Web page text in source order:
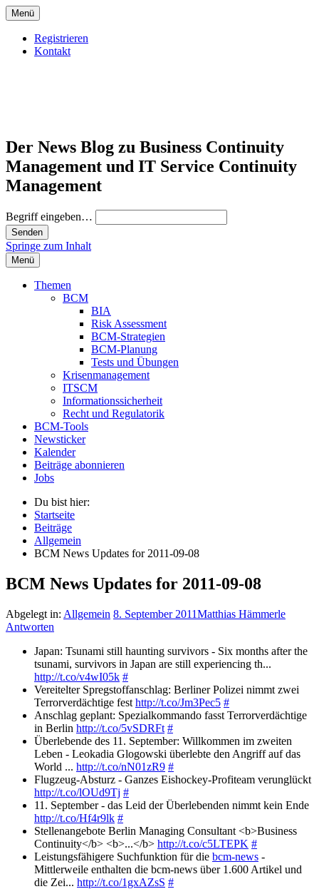
Menü
Registrieren
Kontakt
Der News Blog zu Business Continuity
Management und IT Service Continuity
Management
Begriff eingeben…
Springe zum Inhalt
Menü
Themen
BCM
BIA
Risk Assessment
BCM-Strategien
BCM-Planung
Tests und Übungen
Krisenmanagement
ITSCM
Informationssicherheit
Recht und Regulatorik
BCM-Tools
Newsticker
Kalender
Beiträge abonnieren
Jobs
Du bist hier:
Startseite
Beiträge
Allgemein
BCM News Updates for 2011-09-08
BCM News Updates for 2011-09-08
Abgelegt in: Allgemein 8. September 2011Matthias Hämmerle
Antworten
Japan: Tsunami still haunting survivors - Six months after the
tsunami, survivors in Japan are still experiencing th...
http://t.co/v4wI05k #
Vereitelter Spregstoffanschlag: Berliner Polizei nimmt zwei
Terrorverdächtige fest http://t.co/Jm3Pec5 #
Anschlag geplant: Spezialkommando fasst Terrorverdächtige
in Berlin http://t.co/5vSDRFt #
Überlebende des 11. September: Willkommen im zweiten
Leben - Leokadia Glogowski überlebte den Angriff auf das
World ... http://t.co/nN01zR9 #
Flugzeug-Absturz - Ganzes Eishockey-Profiteam verunglückt
http://t.co/lOUd9Tj #
11. September - das Leid der Überlebenden nimmt kein Ende
http://t.co/Hf4r9lk #
Stellenangebote Berlin Managing Consultant <b>Business
Continuity</b> <b>...</b> http://t.co/c5LTEPK #
Leistungsfähigere Suchfunktion für die bcm-news -
Mittlerweile enthalten die bcm-news über 1.600 Artikel und
die Zei... http://t.co/1gxAZsS #